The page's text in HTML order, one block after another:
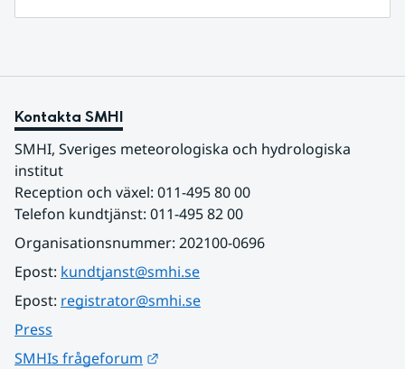
Kontakta SMHI
SMHI, Sveriges meteorologiska och hydrologiska
institut
Reception och växel: 011-495 80 00
Telefon kundtjänst: 011-495 82 00
Organisationsnummer: 202100-0696
Epost: kundtjanst@smhi.se
Epost: registrator@smhi.se
Press
SMHIs frågeforum